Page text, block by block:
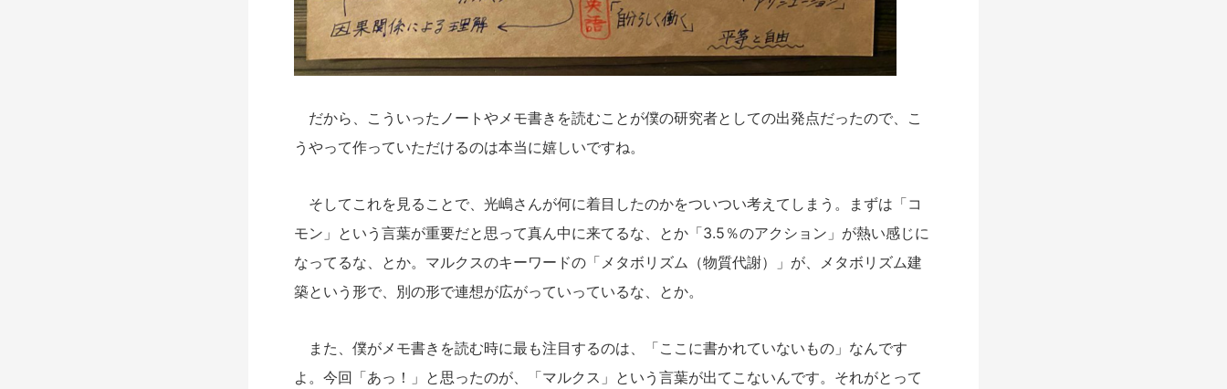
だから、こういったノートやメモ書きを読むことが僕の研究者としての出発点だったので、こ
うやって作っていただけるのは本当に嬉しいですね。
そしてこれを見ることで、光嶋さんが何に着目したのかをついつい考えてしまう。まずは「コ
モン」という言葉が重要だと思って真ん中に来てるな、とか「3.5％のアクション」が熱い感じに
なってるな、とか。マルクスのキーワードの「メタボリズム（物質代謝）」が、メタボリズム建
築という形で、別の形で連想が広がっていっているな、とか。
また、僕がメモ書きを読む時に最も注目するのは、「ここに書かれていないもの」なんです
よ。今回「あっ！」と思ったのが、「マルクス」という言葉が出てこないんです。それがとって